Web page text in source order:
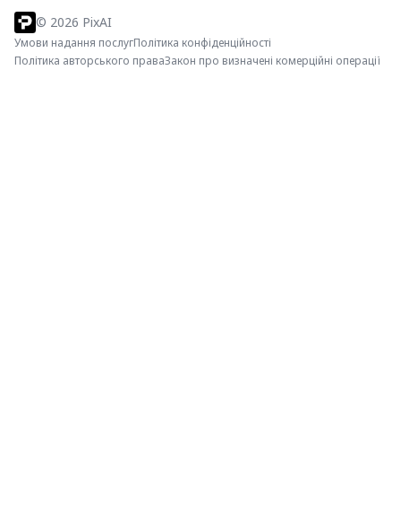
© 2026 PixAI
Умови надання послугПолітика конфіденційності
Політика авторського праваЗакон про визначені комерційні операції